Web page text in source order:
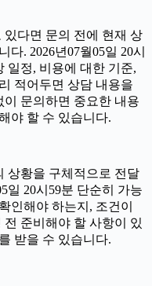
다면 문의 전에 현재 상
. 2026년07월05일 20시
일정, 비용에 대한 기준,
적어두면 상담 내용을
문의하면 중요한 내용
야 할 수 있습니다.
상황을 구체적으로 전달
일 20시59분 단순히 가능
인해야 하는지, 조건이
준비해야 할 사항이 있
받을 수 있습니다.